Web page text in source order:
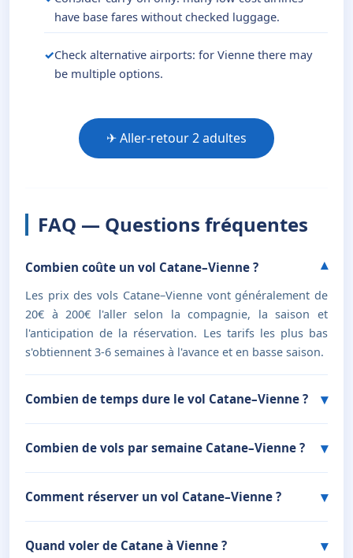
have base fares without checked luggage.
Check alternative airports: for Vienne there may
be multiple options.
✈ Aller-retour 2 adultes
FAQ — Questions fréquentes
Combien coûte un vol Catane–Vienne ?
Les prix des vols Catane–Vienne vont généralement de
20€ à 200€ l'aller selon la compagnie, la saison et
l'anticipation de la réservation. Les tarifs les plus bas
s'obtiennent 3-6 semaines à l'avance et en basse saison.
Combien de temps dure le vol Catane–Vienne ?
Combien de vols par semaine Catane–Vienne ?
Comment réserver un vol Catane–Vienne ?
Quand voler de Catane à Vienne ?